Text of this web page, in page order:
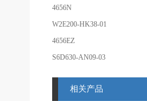
4656N
W2E200-HK38-01
4656EZ
S6D630-AN09-03
相关产品